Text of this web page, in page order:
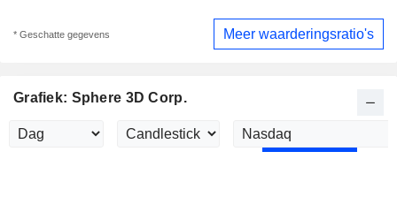
* Geschatte gegevens Meer waarderingsratio's
Grafiek: Sphere 3D Corp.